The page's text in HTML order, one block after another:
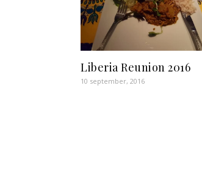
Liberia Reunion 2016
10 september, 2016